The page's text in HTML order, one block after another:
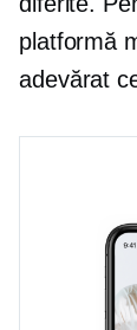
platformă
adevărat